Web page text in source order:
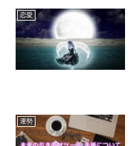
恋愛
運勢